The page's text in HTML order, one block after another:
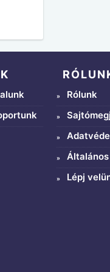
Rólunk
Lépj